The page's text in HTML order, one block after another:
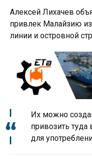
Алексей Лихачев
привлек Малайзию
линии и островной
Их можно
привозить
для